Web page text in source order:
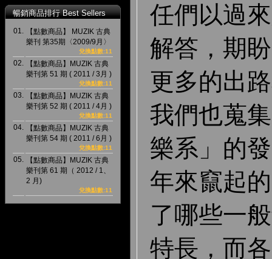
暢銷商品排行 Best Sellers
01.
【點數商品】 MUZIK 古典
樂刊 第35期〈2009/9月〉
兌換點數:11
02.
【點數商品】MUZIK 古典
樂刊第 51 期 ( 2011 / 3月 )
兌換點數:11
03.
【點數商品】MUZIK 古典
樂刊第 52 期 ( 2011 / 4月 )
兌換點數:11
04.
【點數商品】MUZIK 古典
樂刊第 54 期 ( 2011 / 6月 )
兌換點數:11
05.
【點數商品】MUZIK 古典
樂刊第 61 期（ 2012 / 1、
2 月)
兌換點數:11
任們以過
解答，期
更多的出
我們也蒐
樂系」的
年來竄起
了哪些一
特長，而